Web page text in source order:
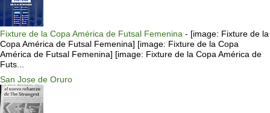
Fixture de la Copa América de Futsal Femenina - [image: Fixture de la
Copa América de Futsal Femenina] [image: Fixture de la Copa
América de Futsal Femenina] [image: Fixture de la Copa América de
Futs...
San Jose de Oruro